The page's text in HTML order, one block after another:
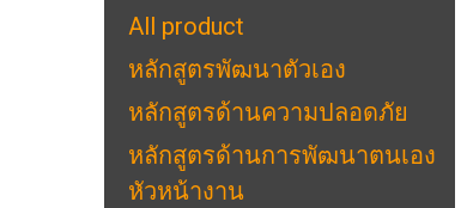
All product
หลักสูตรพัฒนาตัวเอง
หลักสูตรด้านความปลอดภัย
หลักสูตรด้านการพัฒนาตนเอง
หัวหน้างาน